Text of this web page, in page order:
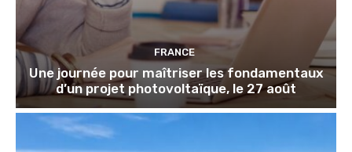
FRANCE
Une journée pour maîtriser les fondamentaux
d’un projet photovoltaïque, le 27 août